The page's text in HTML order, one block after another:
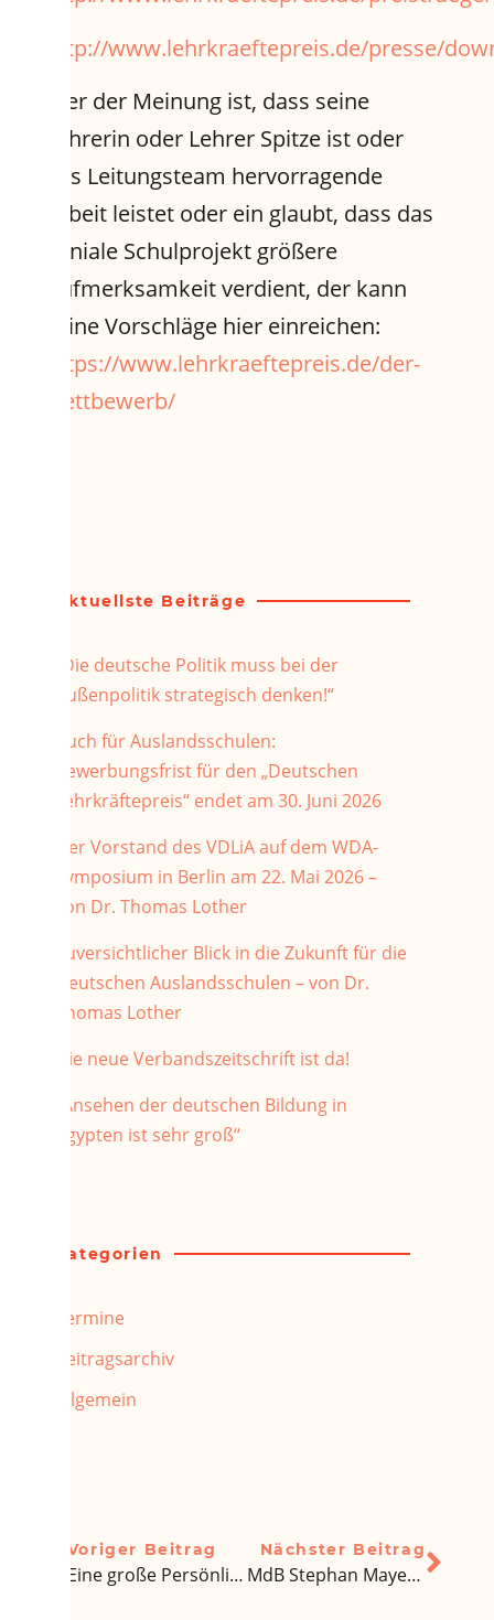
http://www.lehrkraeftepreis.de/presse/
Wer der Meinung ist, dass seine
Lehrerin oder Lehrer Spitze ist oder
das Leitungsteam hervorragende
Arbeit leistet oder ein glaubt, dass das
geniale Schulprojekt größere
Aufmerksamkeit verdient, der kann
seine Vorschläge hier einreichen:
https://www.lehrkraeftepreis.de/der-
wettbewerb/
Aktuellste Beiträge
„Die deutsche Politik muss bei der
Außenpolitik strategisch denken!“
Auch für Auslandsschulen:
Bewerbungsfrist für den „Deutschen
Lehrkräftepreis“ endet am 30. Juni 2026
Der Vorstand des VDLiA auf dem WDA-
Symposium in Berlin am 22. Mai 2026 –
von Dr. Thomas Lother
Zuversichtlicher Blick in die Zukunft für die
Deutschen Auslandsschulen – von Dr.
Thomas Lother
Die neue Verbandszeitschrift ist da!
„Ansehen der deutschen Bildung in
Ägypten ist sehr groß“
Kategorien
Termine
Beitragsarchiv
Allgemein
Voriger Beitrag
Eine große Persönlichkeit des VDLiA ist von uns gegangen
Nächster Beitrag
MdB Stephan Mayer (CSU) sagt Unterstützung für die deutschen Auslandslehrkräfte zu – von Dr. Thomas Lother